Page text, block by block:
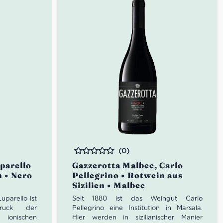
Das Bouquet erscheint vielseitig mit
Aromen von Waldbeeren, Tabak sowie
Bolgheri voll, sehr aromatisch mit feinen
Tanninen. Der beerige Nachhall bleibt
Farbe: Rubinrot bis Karminrot
Geruch: Waldbeeren, Tabak,
Geschmack: Aromatisch, voll,
feine Tannine
Idealer Versandkarton: 21 Flaschen
• Nero
ist
der
ionischen
Gazzerotta Malbec, Carlo
Pellegrino • Rotwein aus
Sizilien • Malbec
Bewertet
(0)
Seit 1880 ist das Weingut Carlo
Pellegrino eine Institution in Marsala.
Hier werden in sizilianischer Manier